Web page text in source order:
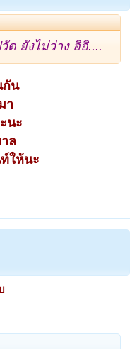
ด ยังไม่ว่าง อิอิ....
กัน
า
นะ
ล
ให้นะ